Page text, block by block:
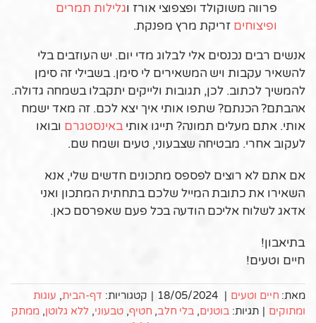
פרווה משוקולד ופצפוצי אורז וגלילות תמרים
ופיצוחים זריקת מרץ מפנקת.
אנשים רבים נכנסים אלי לבלוג מדי יום. יש העוזבים בלי
להשאיר עקבות ויש המשאירים לי סימן. בשבילי זה סימן
להמשיך לכתוב. לכן, תגובות ולייקים יתקבלו בשמחה גדולה.
אהבתם? הכנתם? שתפו אותי איך יצא לכם. זה מאד ישמח
אותי. אתם מעלים תמונה? תייגו אותיבאינסטגרם ובואו
לעקוב אחרי. מבטיחה שצבעוני, טעים ושמח שם.
אם אתם לא רוצים לפספס מתכונים חדשים שלי, אנא
השאירו את כתובת המייל שלכם בתחתית המתכון ואני
אדאג לשלוח אליכם הודעה בכל פעם שאפרסם כאן.
בתיאבון!
חיים וטעים!
מאת: חיים וטעים |
18/05/2024
| קטגוריות: דף-הבית, עוגות
ומתוקים | תגיות: בוטנים, בלי חלב, חטיף, טבעוני, ללא גלוטן, ממתק